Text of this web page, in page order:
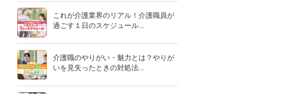
これが介護業界のリアル！介護職員が
過ごす１日のスケジュール...
介護職のやりがい・魅力とは？やりが
いを見失ったときの対処法...